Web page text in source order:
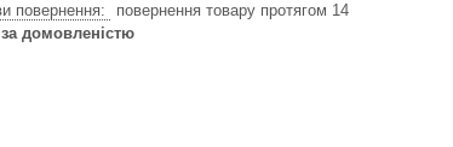
повернення товару протягом 14
за домовленістю